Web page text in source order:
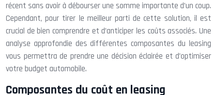
récent sans avoir à débourser une somme importante d’un coup.
Cependant, pour tirer le meilleur parti de cette solution, il est
crucial de bien comprendre et d’anticiper les coûts associés. Une
analyse approfondie des différentes composantes du leasing
vous permettra de prendre une décision éclairée et d’optimiser
votre budget automobile.
Composantes du coût en leasing